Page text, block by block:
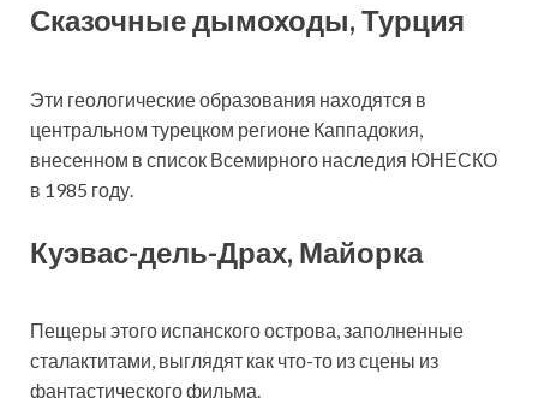
Сказочные дымоходы, Турция
Эти геологические образования находятся в
центральном турецком регионе Каппадокия,
внесенном в список Всемирного наследия ЮНЕСКО
в 1985 году.
Куэвас-дель-Драх, Майорка
Пещеры этого испанского острова, заполненные
сталактитами, выглядят как что-то из сцены из
фантастического фильма.